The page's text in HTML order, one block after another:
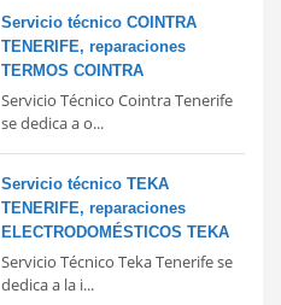
Servicio técnico COINTRA
TENERIFE, reparaciones
TERMOS COINTRA
Servicio Técnico Cointra Tenerife
se dedica a o...
Servicio técnico TEKA
TENERIFE, reparaciones
ELECTRODOMÉSTICOS TEKA
Servicio Técnico Teka Tenerife se
dedica a la i...